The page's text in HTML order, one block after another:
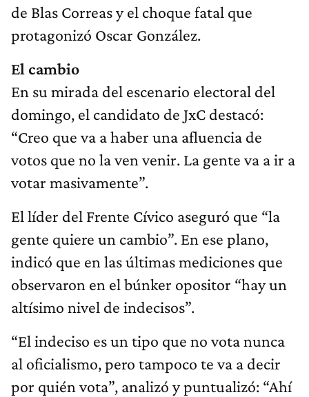
de Blas Correas y el choque fatal que
protagonizó Oscar González.
El cambio
En su mirada del escenario electoral del
domingo, el candidato de JxC destacó:
“Creo que va a haber una afluencia de
votos que no la ven venir. La gente va a ir a
votar masivamente”.
El líder del Frente Cívico aseguró que “la
gente quiere un cambio”. En ese plano,
indicó que en las últimas mediciones que
observaron en el búnker opositor “hay un
altísimo nivel de indecisos”.
“El indeciso es un tipo que no vota nunca
al oficialismo, pero tampoco te va a decir
por quién vota”, analizó y puntualizó: “Ahí